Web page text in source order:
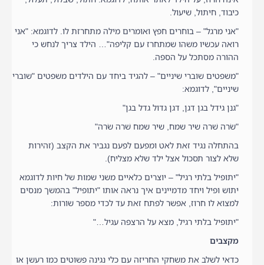
כיבוד, חיתול, שיעול.
"אני מרגל" – בוחרים חפץ ואומרים מילה מתחרזת לו. לדוגמא: "אני
רואה עכשיו משהו שמתחרז עם קליפה"… הילד צריך לנחש כי
ההורה מסתכל על הספה.
"משפטים שוברי שיניים" – להגיד ביחד עם הילדים משפטים "שוברי
שיניים", לדוגמא:
"גנן גידל בגן דגן, דגן גדול גדל בגן"
"שׂרה שׁרה שיר שמח, שיר שמח שׁרה שׂרה"
בהתחלה נגיד זאת לאט ומפעם לפעם נגביר את הקצב (זהירות
שלא לצור תסכול אצל ילד שלא מצליח).
"יתופיל בלתי רגיל" – יוצרים כלאיים משני שמות של חיות לדוגמא
יתוש ופיל ויחד מדמיינים איך נראה אותו "יתופיל" בהמשך מנסים
למצוא לו חרוז, אפשר לפתח זאת עד לכדי מספר שורות:
"יתופיל בלתי רגיל, מצא על הרצפה עגיל…"
מקצבים
כדאי לשלב את משחקי החריזה עם כלי נגינה פשוטים כמו רעשן או